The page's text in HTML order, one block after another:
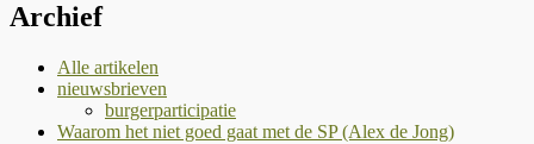
Archief
Alle artikelen
nieuwsbrieven
burgerparticipatie
Waarom het niet goed gaat met de SP (Alex de Jong)